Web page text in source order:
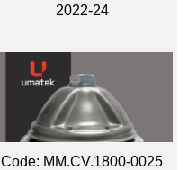
2022-24
Code: MM.CV.1800-0025